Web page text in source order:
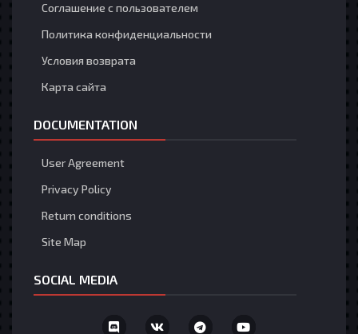
Эта возможность доступна только
Соглашение с пользователем
Политика конфиденциальности
Условия возврата
Карта сайта
DOCUMENTATION
User Agreement
Privacy Policy
Return conditions
Site Map
SOCIAL MEDIA